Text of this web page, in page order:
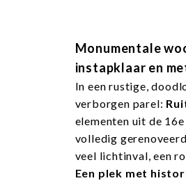
Monumentale
instapklaar en
In een rustige,
verborgen parel:
elementen uit de
volledig
veel lichtinval, een
Een plek met